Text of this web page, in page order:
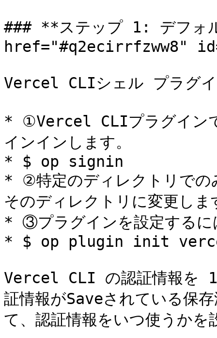
### **ステップ 1: デフォ
href="#q2ecirrfzww8"
Vercel CLIシェル プラグイ
* ①Vercel CLIプラグイン
インインします。
* $ op signin
* ②特定のディレクトリでの
そのディレクトリに変更しま
* ③プラグインを設定するに
* $ op plugin init
Vercel CLI の認証情報を
証情報がSaveされている保
て、認証情報をいつ使うか